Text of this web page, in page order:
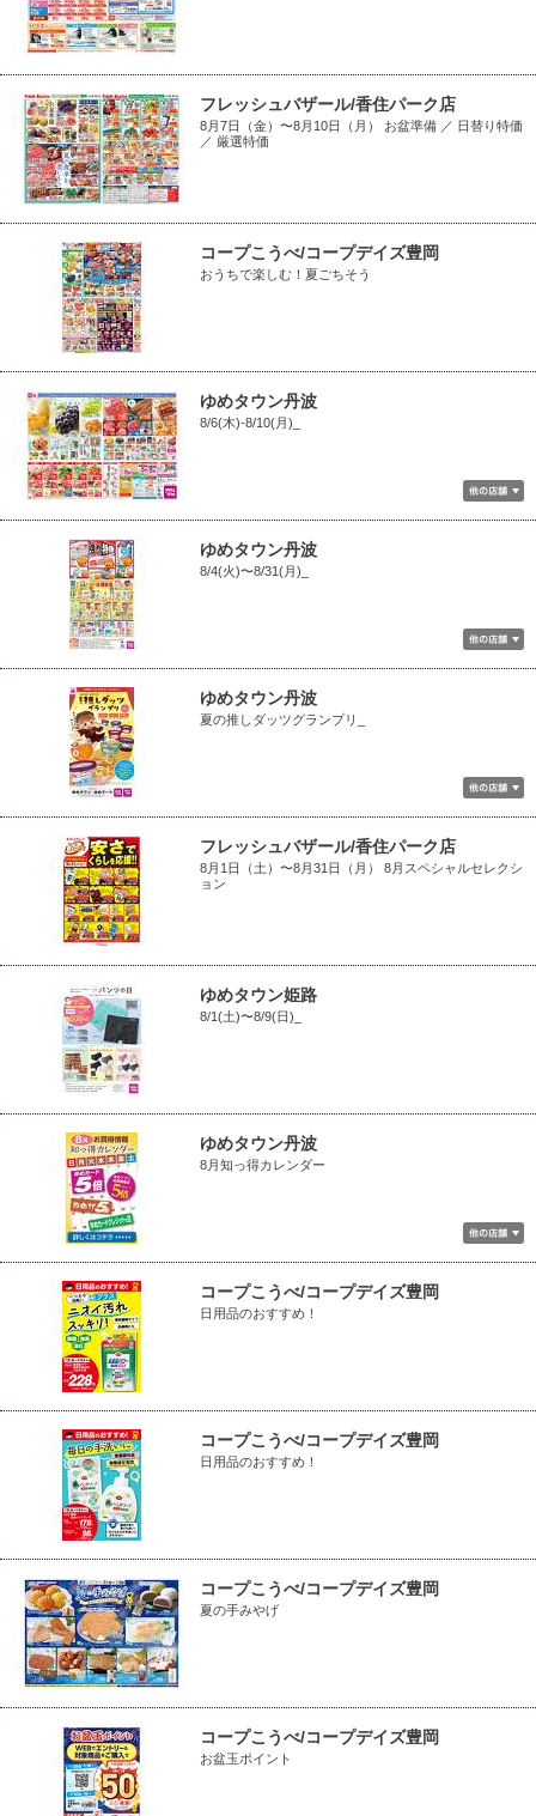
フレッシュバザール/香住パーク店
8月7日（金）〜8月10日（月） お盆準備 ／ 日替り特価
／ 厳選特価
コープこうべ/コープデイズ豊岡
おうちで楽しむ！夏ごちそう
ゆめタウン丹波
8/6(木)-8/10(月)_
ゆめタウン丹波
8/4(火)〜8/31(月)_
ゆめタウン丹波
夏の推しダッツグランプリ_
フレッシュバザール/香住パーク店
8月1日（土）〜8月31日（月） 8月スペシャルセレクシ
ョン
ゆめタウン姫路
8/1(土)〜8/9(日)_
ゆめタウン丹波
8月知っ得カレンダー
コープこうべ/コープデイズ豊岡
日用品のおすすめ！
コープこうべ/コープデイズ豊岡
日用品のおすすめ！
コープこうべ/コープデイズ豊岡
夏の手みやげ
コープこうべ/コープデイズ豊岡
お盆玉ポイント